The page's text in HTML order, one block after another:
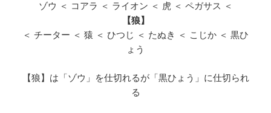
ゾウ ＜ コアラ ＜ ライオン ＜ 虎 ＜ ペガサス ＜
【狼】
＜ チーター ＜ 猿 ＜ ひつじ ＜ たぬき ＜ こじか ＜ 黒ひ
ょう
【狼】は「ゾウ」を仕切れるが「黒ひょう」に仕切られ
る